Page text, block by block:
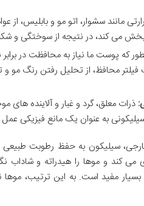
مانند سشوار، اتو مو و بابلیس،
می کند، در نتیجه از سوختگی و
فیلتر محافظ، از تحلیل رفتن رنگ
ذرات معلق، گرد و غبار و آلاینده
به عنوان یک مانع فیزیکی عمل
سیلیکون به حفظ رطوبت
می کند و موها را هیدراته و
مفید است. به این ترتیب، موها